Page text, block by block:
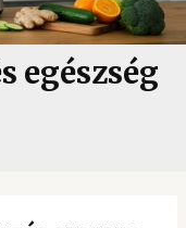
egészség